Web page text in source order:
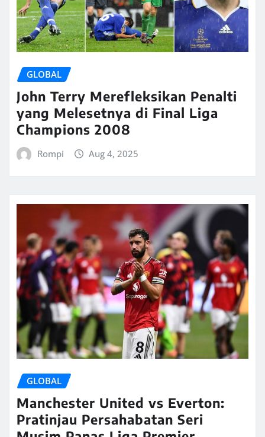
GLOBAL
John Terry Merefleksikan Penalti
yang Melesetnya di Final Liga
Champions 2008
Rompi Aug 4, 2025
GLOBAL
Manchester United vs Everton:
Pratinjau Persahabatan Seri